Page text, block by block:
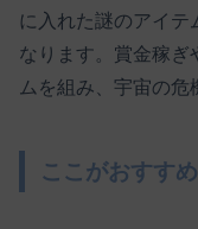
に入れた謎のアイテ
なります。賞金稼ぎ
ムを組み、宇宙の危
ここがおすすめ